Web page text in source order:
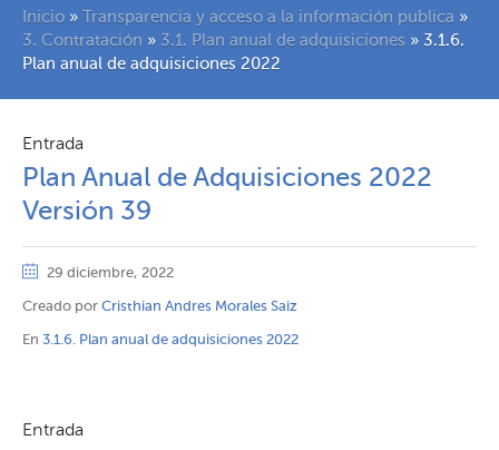
Inicio » Transparencia y acceso a la información publica »
3. Contratación » 3.1. Plan anual de adquisiciones » 3.1.6.
Plan anual de adquisiciones 2022
Entrada
Plan Anual de Adquisiciones 2022
Versión 39
29 diciembre, 2022
Creado por Cristhian Andres Morales Saiz
En 3.1.6. Plan anual de adquisiciones 2022
Entrada